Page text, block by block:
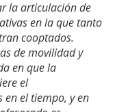
la articulación de
en la que tanto
cooptados.
de movilidad y
en que la
el
en el tiempo, y en